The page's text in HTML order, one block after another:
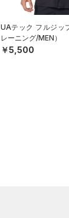
UAテック フルジッ
レーニング/MEN）
￥5,500